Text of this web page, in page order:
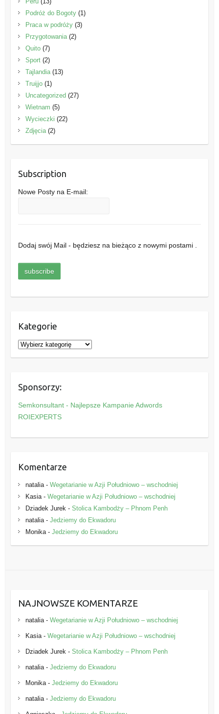
Podróż do Bogoty(1)
Praca w podróży(3)
Przygotowania(2)
Quito(7)
Sport(2)
Tajlandia(13)
Truijjo(1)
Uncategorized(27)
Wietnam (5)
Wycieczki (22)
Zdjęcia(2)
Subscription
Nowe Posty na E-mail:
Dodaj swój Mail - będziesz na bieżąco z nowymi postami .
Kategorie
K
a
g
o
r
e
Sponsorzy:
Semkonsultant - Najlepsze Kampanie Adwords
ROIEXPERTS
Komentarze
natalia- Wegetarianie w Azji Południowo – wschodniej
Kasia- Wegetarianie w Azji Południowo – wschodniej
Dziadek Jurek - Stolica Kambodży – Phnom Penh
natalia- Jedziemy do Ekwadoru
Monika- Jedziemy do Ekwadoru
NAJNOWSZE KOMENTARZE
natalia- Wegetarianie w Azji Południowo – wschodniej
Kasia- Wegetarianie w Azji Południowo – wschodniej
Dziadek Jurek - Stolica Kambodży – Phnom Penh
natalia- Jedziemy do Ekwadoru
Monika- Jedziemy do Ekwadoru
natalia- Jedziemy do Ekwadoru